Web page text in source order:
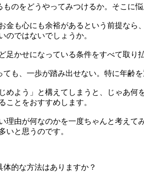
のをどうやってみつけるか。そこに悩
金も心にも余裕があるという前提なら
のではないでしょうか。
足かせになっている条件をすべて取り
も、一歩が踏み出せない。特に年齢を
めよう」と構えてしまうと、じゃあ何
ことをおすすめします。
理由が何なのかを一度ちゃんと考え
いと思うのです。
的な方法はありますか？